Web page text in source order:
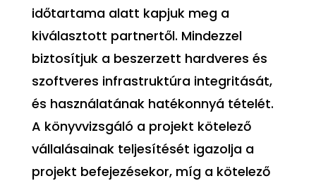
időtartama alatt kapjuk meg a
kiválasztott partnertől. Mindezzel
biztosítjuk a beszerzett hardveres és
szoftveres infrastruktúra integritását,
és használatának hatékonnyá tételét.
A könyvvizsgáló a projekt kötelező
vállalásainak teljesítését igazolja a
projekt befejezésekor, míg a kötelező